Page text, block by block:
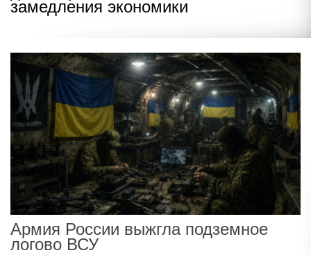
замедления экономики
Армия России выжгла подземное
логово ВСУ